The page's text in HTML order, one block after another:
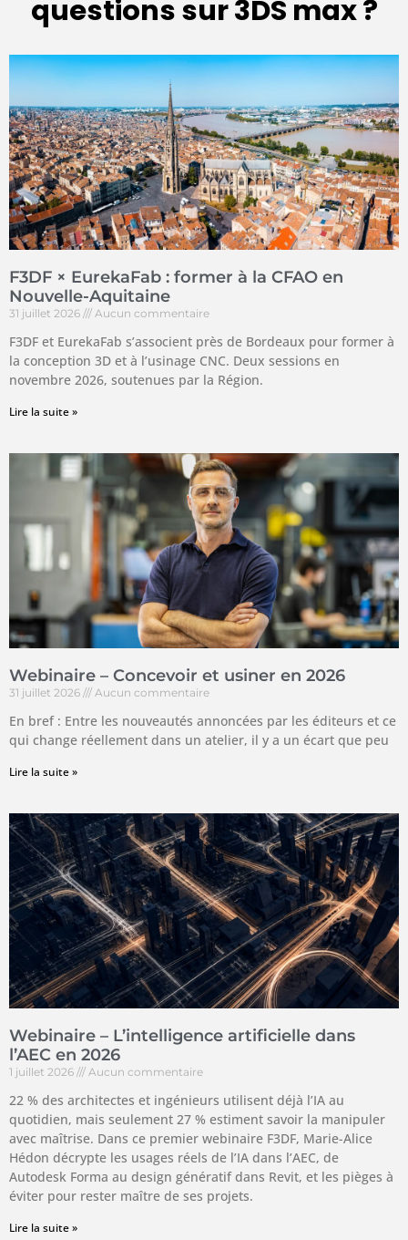
questions sur 3DS max ?
F3DF × EurekaFab : former à la CFAO en
Nouvelle-Aquitaine
31 juillet 2026 Aucun commentaire
F3DF et EurekaFab s’associent près de Bordeaux pour former à
la conception 3D et à l’usinage CNC. Deux sessions en
novembre 2026, soutenues par la Région.
Lire la suite »
Webinaire – Concevoir et usiner en 2026
31 juillet 2026 Aucun commentaire
En bref : Entre les nouveautés annoncées par les éditeurs et ce
qui change réellement dans un atelier, il y a un écart que peu
Lire la suite »
Webinaire – L’intelligence artificielle dans
l’AEC en 2026
1 juillet 2026 Aucun commentaire
22 % des architectes et ingénieurs utilisent déjà l’IA au
quotidien, mais seulement 27 % estiment savoir la manipuler
avec maîtrise. Dans ce premier webinaire F3DF, Marie-Alice
Hédon décrypte les usages réels de l’IA dans l’AEC, de
Autodesk Forma au design génératif dans Revit, et les pièges à
éviter pour rester maître de ses projets.
Lire la suite »